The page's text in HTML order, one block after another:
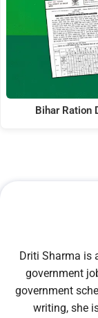
Bihar Ration
Driti Sharma is
government
government
writing, she